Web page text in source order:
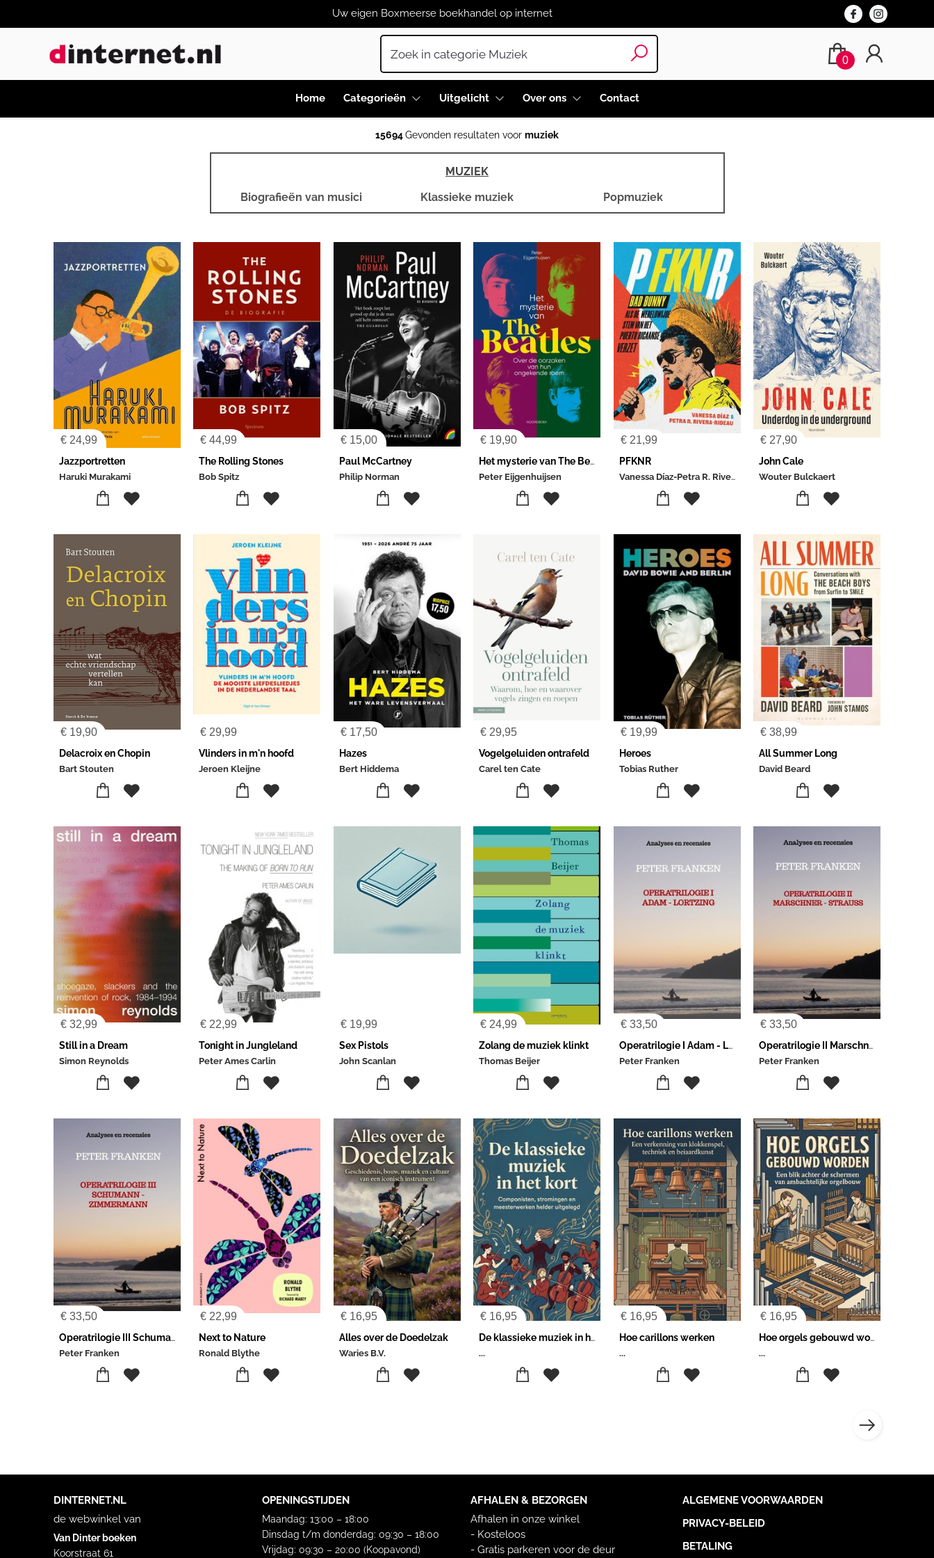
Uw eigen Boxmeerse boekhandel op internet
0
Home Categorieën Uitgelicht Over ons Contact
15694Gevonden resultaten voor muziek
MUZIEK
Biografieën van musici
Klassieke muziek Popmuziek
€24,99
Jazzportretten
Haruki Murakami
€ 44,99
The Rolling Stones
Bob Spitz
€15,00
Paul McCartney
Philip Norman
€ 19,90
Het mysterie van The Beatles
Peter Eijgenhuijsen
€21,99
PFKNR
Vanessa Díaz-Petra R. Rivera-Ridau
€ 27,90
John Cale
Wouter Bulckaert
€19,90
Delacroix en Chopin
Bart Stouten
€ 29,99
Vlinders in m'n hoofd
Jeroen Kleijne
€17,50
Hazes
Bert Hiddema
€ 29,95
Vogelgeluiden ontrafeld
Carel ten Cate
€19,99
Heroes
Tobias Ruther
€ 38,99
All Summer Long
David Beard
€32,99
Still in a Dream
Simon Reynolds
€ 22,99
Tonight in Jungleland
Peter Ames Carlin
€19,99
Sex Pistols
John Scanlan
€ 24,99
Zolang de muziek klinkt
Thomas Beijer
€33,50
Operatrilogie I Adam - Lortzing
Peter Franken
€ 33,50
Operatrilogie II Marschner - Strauss
Peter Franken
€33,50
Operatrilogie III Schumann - Zimmermann
Peter Franken
€ 22,99
Next to Nature
Ronald Blythe
€16,95
Alles over de Doedelzak
Waries B.V.
€ 16,95
De klassieke muziek in het kort
...
€16,95
Hoe carillons werken
...
€ 16,95
Hoe orgels gebouwd worden
...
DINTERNET.NL
de webwinkel van
Van Dinter boeken
Koorstraat 61
OPENINGSTIJDEN
Maandag: 13:00 – 18:00
Dinsdag t/m donderdag: 09:30 – 18:00
Vrijdag: 09:30 – 20:00 (Koopavond)
AFHALEN & BEZORGEN
Afhalen in onze winkel
- Kosteloos
- Gratis parkeren voor de deur
ALGEMENE VOORWAARDEN
PRIVACY-BELEID
BETALING